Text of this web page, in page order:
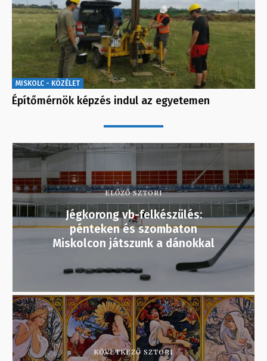
MISKOLC - KÖZÉLET
Építőmérnök képzés indul az egyetemen
ELŐZŐ SZTORI
Jégkorong vb-felkészülés:
pénteken és szombaton
Miskolcon játszunk a dánokkal
KÖVETKEZŐ SZTORI